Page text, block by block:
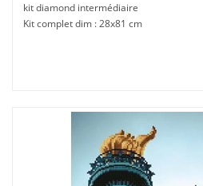
kit diamond intermédiaire
Kit complet dim : 28x81 cm